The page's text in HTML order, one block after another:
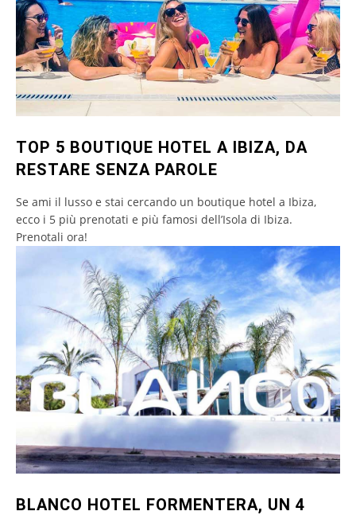
TOP 5 BOUTIQUE HOTEL A IBIZA, DA
RESTARE SENZA PAROLE
Se ami il lusso e stai cercando un boutique hotel a Ibiza,
ecco i 5 più prenotati e più famosi dell’Isola di Ibiza.
Prenotali ora!
BLANCO HOTEL FORMENTERA, UN 4